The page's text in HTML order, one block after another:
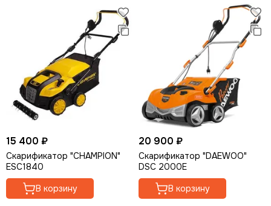
15 400 ₽
Скарификатор "CHAMPION"
ESC1840
В корзину
20 900 ₽
Скарификатор "DAEWOO"
DSC 2000E
В корзину